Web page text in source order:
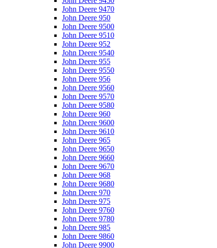
John Deere 9470
John Deere 950
John Deere 9500
John Deere 9510
John Deere 952
John Deere 9540
John Deere 955
John Deere 9550
John Deere 956
John Deere 9560
John Deere 9570
John Deere 9580
John Deere 960
John Deere 9600
John Deere 9610
John Deere 965
John Deere 9650
John Deere 9660
John Deere 9670
John Deere 968
John Deere 9680
John Deere 970
John Deere 975
John Deere 9760
John Deere 9780
John Deere 985
John Deere 9860
John Deere 9900